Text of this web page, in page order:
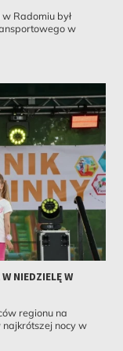
Radomiu był
w
NIEDZIELĘ W
regionu na
nocy w